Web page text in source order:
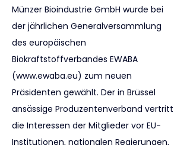
Münzer Bioindustrie GmbH wurde bei
der jährlichen Generalversammlung
des europäischen
Biokraftstoffverbandes EWABA
(www.ewaba.eu) zum neuen
Präsidenten gewählt. Der in Brüssel
ansässige Produzentenverband vertritt
die Interessen der Mitglieder vor EU-
Institutionen, nationalen Regierungen,